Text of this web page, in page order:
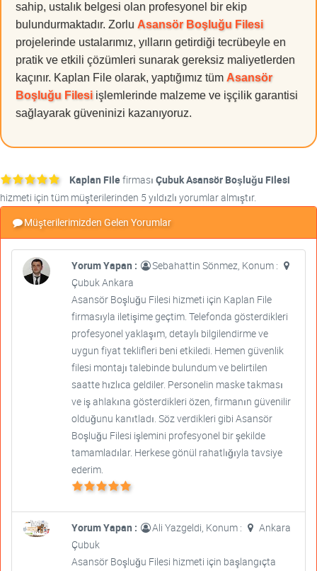
sahip, ustalık belgesi olan profesyonel bir ekip
bulundurmaktadır. Zorlu Asansör Boşluğu Filesi
projelerinde ustalarımız, yılların getirdiği tecrübeyle en
pratik ve etkili çözümleri sunarak gereksiz maliyetlerden
kaçınır. Kaplan File olarak, yaptığımız tüm Asansör
Boşluğu Filesi işlemlerinde malzeme ve işçilik garantisi
sağlayarak güveninizi kazanıyoruz.
Kaplan Filefirması Çubuk Asansör Boşluğu Filesi
hizmeti için tüm müşterilerinden 5 yıldızlı yorumlar almıştır.
Müşterilerimizden Gelen Yorumlar
Yorum Yapan :
Sebahattin Sönmez, Konum :
Çubuk Ankara
Asansör Boşluğu Filesi hizmeti için Kaplan File
firmasıyla iletişime geçtim. Telefonda gösterdikleri
profesyonel yaklaşım, detaylı bilgilendirme ve
uygun fiyat teklifleri beni etkiledi. Hemen güvenlik
filesi montajı talebinde bulundum ve belirtilen
saatte hızlıca geldiler. Personelin maske takması
ve iş ahlakına gösterdikleri özen, firmanın güvenilir
olduğunu kanıtladı. Söz verdikleri gibi Asansör
Boşluğu Filesi işlemini profesyonel bir şekilde
tamamladılar. Herkese gönül rahatlığıyla tavsiye
ederim.
Yorum Yapan : Ali Yazgeldi, Konum :
Ankara
Çubuk
Asansör Boşluğu Filesi hizmeti için başlangıçta